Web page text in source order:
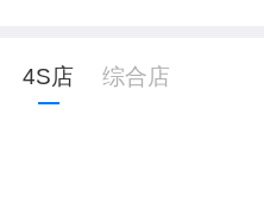
4S店 综合店